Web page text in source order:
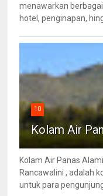
menawarkan
hotel, penginapan,
10
Kolam Air
Kolam Air Panas
Rancawalini , adalah
untuk para pengunjung